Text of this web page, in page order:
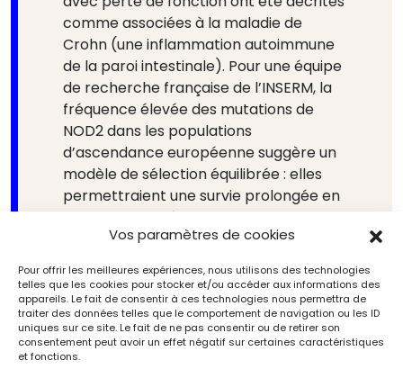
Vos paramètres de cookies
Pour offrir les meilleures expériences, nous utilisons des technologies
telles que les cookies pour stocker et/ou accéder aux informations des
appareils. Le fait de consentir à ces technologies nous permettra de
traiter des données telles que le comportement de navigation ou les ID
uniques sur ce site. Le fait de ne pas consentir ou de retirer son
consentement peut avoir un effet négatif sur certaines caractéristiques
et fonctions.
comme associées à la maladie de
Crohn (une inflammation autoimmune
de la paroi intestinale). Pour une équipe
de recherche française de l’INSERM, la
fréquence élevée des mutations de
NOD2 dans les populations
d’ascendance européenne suggère un
modèle de sélection équilibrée : elles
permettraient une survie prolongée en
cas d’infection à Yersinia pestis. Il
semblerait donc que les personnes,
porteuses de ce gène « mutant », qui les
a fait résister à la peste, ont entraîné
chez leurs lointains descendants une
sensibilité à la maladie de Crohn. Bien
entendu, une association ne prouve pas